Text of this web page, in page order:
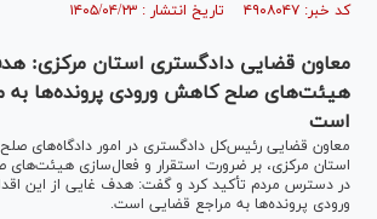
کد خبر: ۴۹۰۸۰۴۷ تاریخ انتشار : ۱۴۰۵/۰۴/۲۳
معاون قضایی دادگستری استان مرکزی:
هیئت‌های صلح کاهش ورودی پرونده‌ها به
است
معاون قضایی رئیس‌کل دادگستری در امور دادگاه‌های
استان مرکزی، بر ضرورت استقرار و فعال‌سازی
در دسترس مردم تأکید کرد و گفت: هدف غایی از این
ورودی پرونده‌ها به مراجع قضایی است.